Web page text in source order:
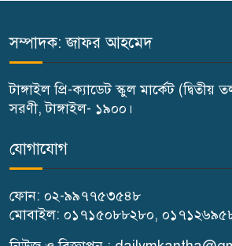
করছে
টুকু
টাঙ্গাইলে
সম্পাদক: জাফর আহমেদ
টাঙ্গাইল প্রি-ক্যাডেট স্কুল মার্কেট
সরণী, টাঙ্গাইল- ১৯০০।
যোগাযোগ
ফোন: ০২-৯৯৭৭৫৩৫৪৮
মোবাইল: ০১৭১৫০৮৮২৮০,